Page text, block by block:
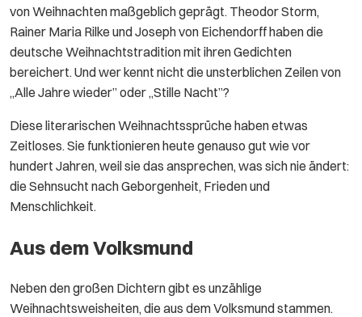
von Weihnachten maßgeblich geprägt. Theodor Storm,
Rainer Maria Rilke und Joseph von Eichendorff haben die
deutsche Weihnachtstradition mit ihren Gedichten
bereichert. Und wer kennt nicht die unsterblichen Zeilen von
„Alle Jahre wieder” oder „Stille Nacht”?
Diese literarischen Weihnachtssprüche haben etwas
Zeitloses. Sie funktionieren heute genauso gut wie vor
hundert Jahren, weil sie das ansprechen, was sich nie ändert:
die Sehnsucht nach Geborgenheit, Frieden und
Menschlichkeit.
Aus dem Volksmund
Neben den großen Dichtern gibt es unzählige
Weihnachtsweisheiten, die aus dem Volksmund stammen.